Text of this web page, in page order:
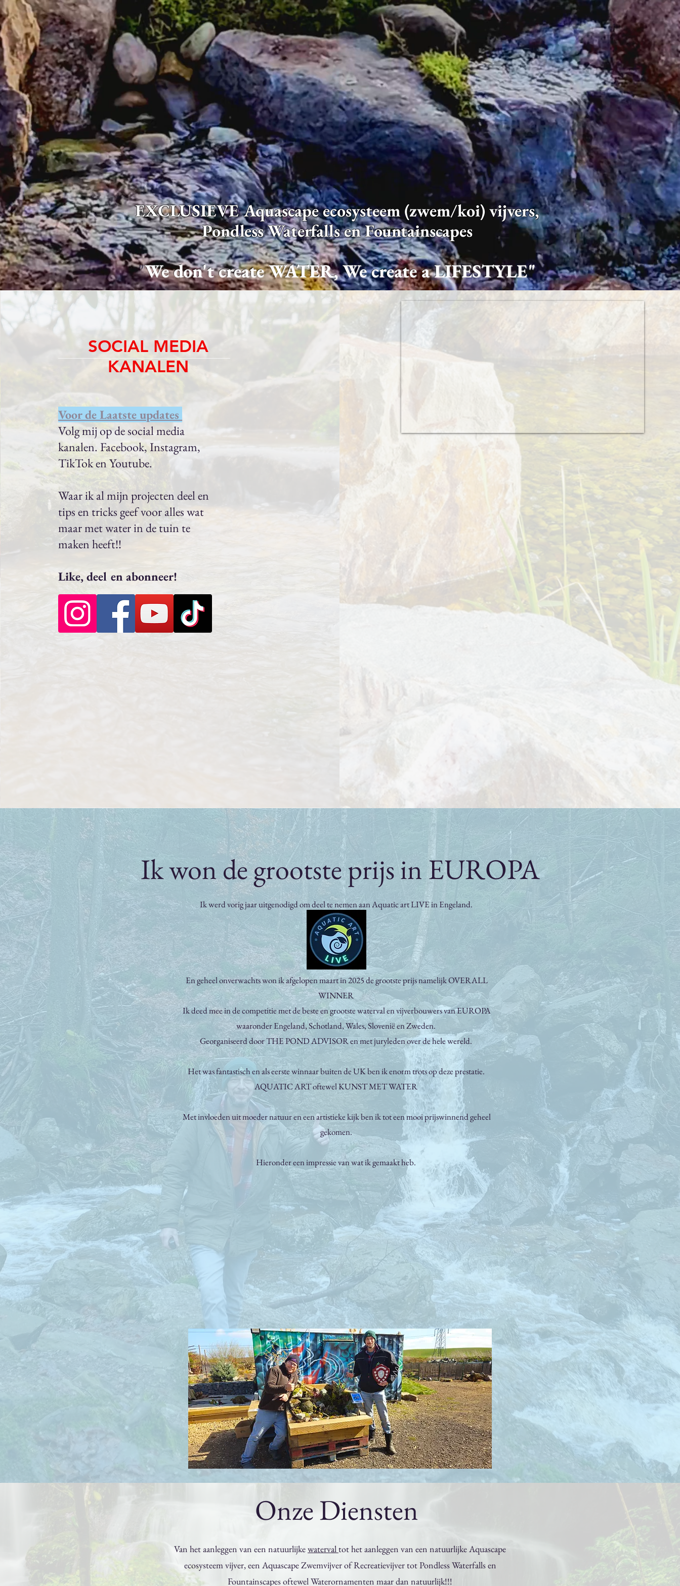
EXCLUSIEVE Aquascape ecosysteem (zwem/koi) vijvers,
Pondless Waterfalls en Fountainscapes
"We don't create WATER, We create a LIFESTYLE"
SOCIAL MEDIA
KANALEN
Voor de Laatste updates
Volg mij op de social media
kanalen. Facebook, Instagram,
TikTok en Youtube.
Waar ik al mijn projecten deel en
tips en tricks geef voor alles wat
maar met water in de tuin te
maken heeft!!
Like, deel en abonneer!
Ik won de grootste prijs in EUROPA
Ik werd vorig jaar uitgenodigd om deel te nemen aan Aquatic art LIVE in Engeland.
En geheel onverwachts won ik afgelopen maart in 2025 de grootste prijs namelijk OVERALL
WINNER
Ik deed mee in de competitie met de beste en grootste waterval en vijverbouwers van EUROPA
waaronder Engeland, Schotland, Wales, Slovenië en Zweden.
Georganiseerd door THE POND ADVISOR en met juryleden over de hele wereld.
Het was fantastisch en als eerste winnaar buiten de UK ben ik enorm trots op deze prestatie.
AQUATIC ART oftewel KUNST MET WATER
Met invloeden uit moeder natuur en een artistieke kijk ben ik tot een mooi prijswinnend geheel
gekomen.
Hieronder een impressie van wat ik gemaakt heb.
Onze Diensten
Van het aanleggen van een natuurlijkewatervaltot het aanleggen van een natuurlijke Aquascape
ecosysteemvijver, een Aquascape Zwemvijver of Recreatievijver tot Pondless Waterfalls en
Fountainscapes oftewel Waterornamenten maar dan natuurlijk!!!